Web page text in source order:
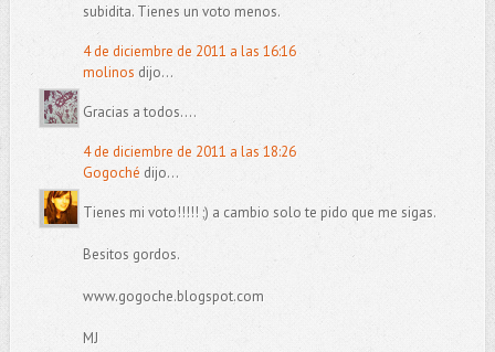
subidita. Tienes un voto menos.
4 de diciembre de 2011 a las 16:16
molinos dijo...
Gracias a todos....
4 de diciembre de 2011 a las 18:26
Gogoché dijo...
Tienes mi voto!!!!! ;) a cambio solo te pido que me sigas.
Besitos gordos.
www.gogoche.blogspot.com
MJ